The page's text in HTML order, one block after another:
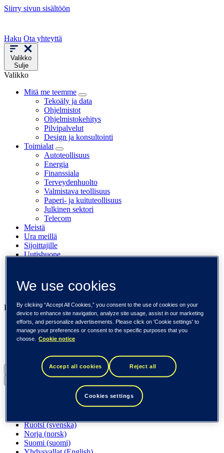
Siirry sivun sisältöön
Haku Ota yhteyttä
Valikko
Sulje
Valikko
Mitä me teemme
Tekoäly ja data
Ohjelmistot
Ohjelmistokehitys
Pilvipalvelut
Design ja konsultointi
Toimialat
Autoteollisuus
Energia
Finanssiala
Terveydenhuolto
Valmistava teollisuus
Paperi- ja kuituteollisuus
Julkinen sektori
Telecom
Meistä
Ura meillä
Sijoittajille
Uutishuone
Tapahtumat
Näkemyksiä
Liiketoimintamme
Tieto Banktech
Tieto Caretech
Tieto Indtech
Suomi (suomi)
Globaali (English)
DACH (Deutsch)
Ruotsi (svenska)
Norja (norsk)
Suomi (suomi)
We use cookies
By clicking “Accept All Cookies,” you consent to the use of cookies on your
device to enhance site navigation, analyze site usage, assist in our marketing
efforts, and personalize advertisements. Please click on 'Cookie settings' to
manage your preferences or consent to the specific purposes that you
choose.
Cookie notice
Accept all cookies Reject all
Cookies settings